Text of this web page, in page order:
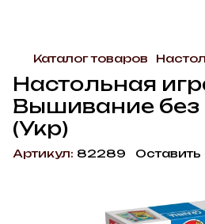
Каталог товаров
Настольная
Вышивание без
(Укр)
Артикул: 82289 Оставить